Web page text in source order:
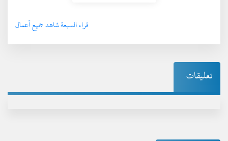
قراء السبعة شاهد جميع أعمال
تعليقات